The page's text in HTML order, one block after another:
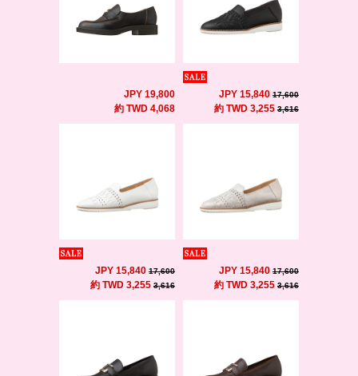
JPY 19,800
約 TWD 4,068
JPY 15,840 17,600
約 TWD 3,255 3,616
JPY 15,840 17,600
約 TWD 3,255 3,616
JPY 15,840 17,600
約 TWD 3,255 3,616